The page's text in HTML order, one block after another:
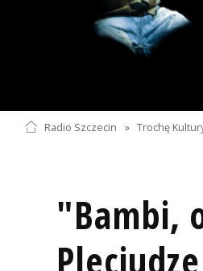
Radio Szczecin » Trochę
"Bambi,